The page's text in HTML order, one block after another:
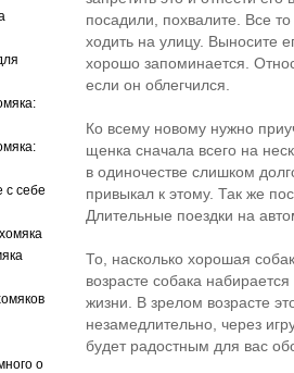
с себе
о
посадили, похвалите. Все
ходить на улицу. Выносите
хорошо запоминается.
если он облегчился.
Ко всему новому нужно
щенка сначала всего на
в одиночестве слишком
привыкал к этому. Так же
Длительные поездки на
То, насколько хорошая
возрасте собака
жизни. В зрелом возрасте
незамедлительно, через
будет радостным для вас